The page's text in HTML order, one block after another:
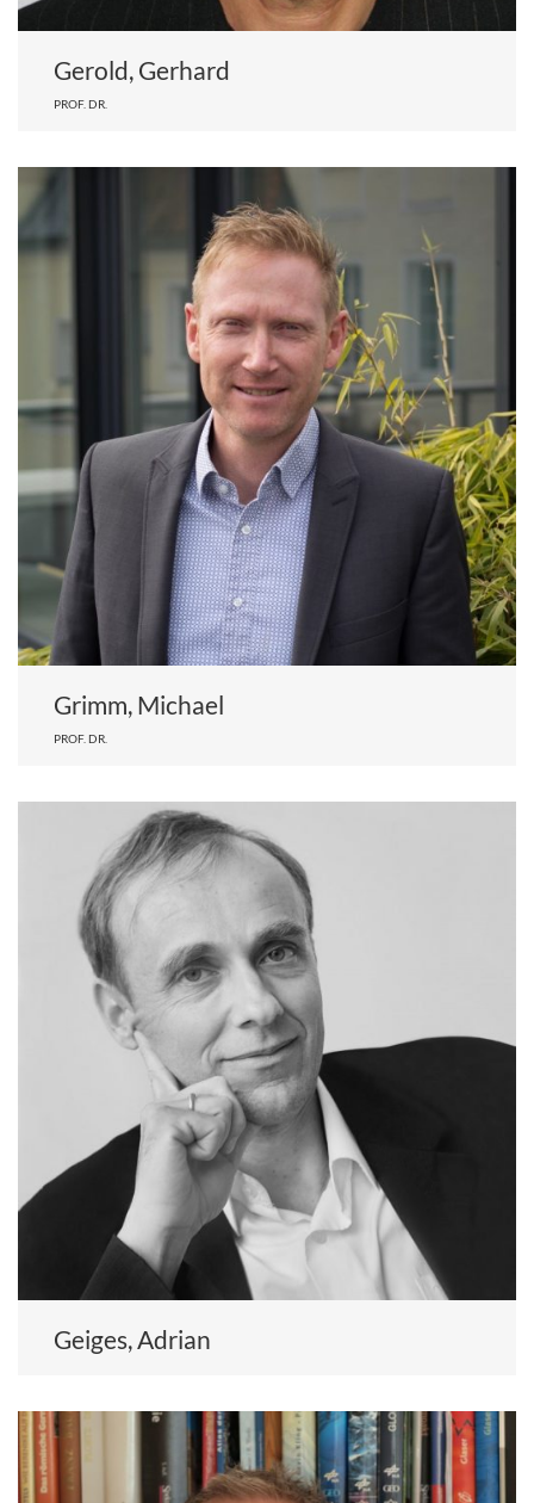
Gerold, Gerhard
PROF. DR.
Grimm, Michael
PROF. DR.
Geiges, Adrian